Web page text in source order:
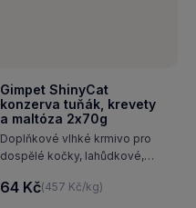
Gimpet ShinyCat
konzerva tuňák, krevety
a maltóza 2x70g
Doplňkové vlhké krmivo pro
dospělé kočky, lahůdkové,
obsahují pouze přírodní
64 Kč(457 Kč/kg)